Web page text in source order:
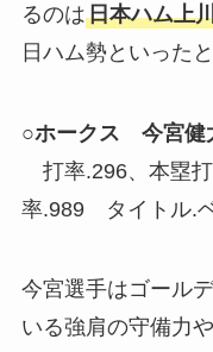
るのは日本ハム上
日ハム勢といった
○ホークス 今宮健
打率.296、本塁
率.989 タイトル.
今宮選手はゴール
いる強肩の守備力